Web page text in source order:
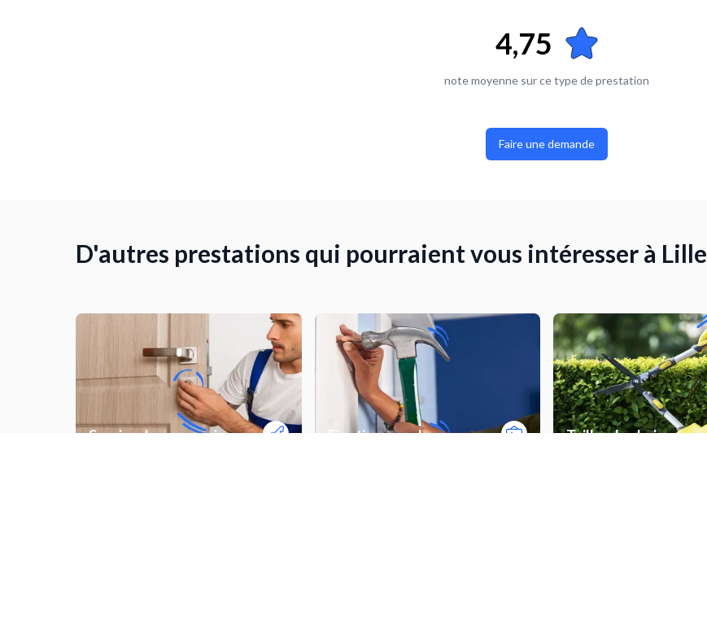
4,75
note moyenne sur ce type de prestation
Faire une demande
D'autres prestations qui pourraient vous intéresser à Lille
Service de serrurerie Fixation murale Tailler des haies